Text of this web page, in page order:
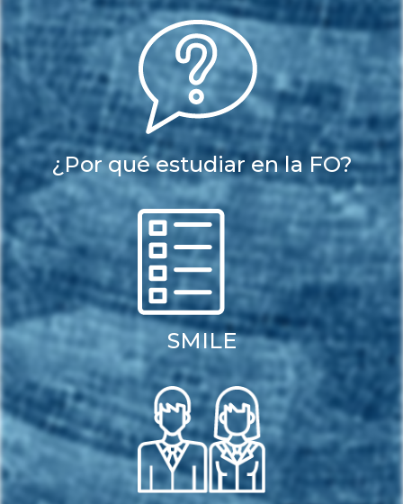
¿Por qué estudiar en la FO?
SMILE